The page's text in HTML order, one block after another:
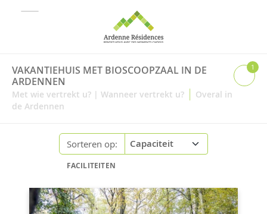
VAKANTIEHUIS MET BIOSCOOPZAAL IN DE
ARDENNEN
Met wie vertrekt u? | Wanneer vertrekt u? | Overal in
de Ardennen
1
Sorteren op:
FACILITEITEN